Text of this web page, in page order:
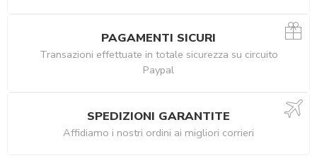
PAGAMENTI SICURI
Transazioni effettuate in totale sicurezza su circuito
Paypal
SPEDIZIONI GARANTITE
Affidiamo i nostri ordini ai migliori corrieri